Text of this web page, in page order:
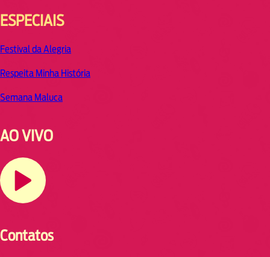
ESPECIAIS
Festival da Alegria
Respeita Minha História
Semana Maluca
AO VIVO
Contatos